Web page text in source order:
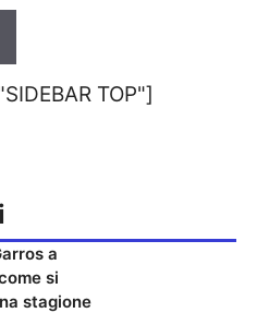
TOP"]
a
si
stagione